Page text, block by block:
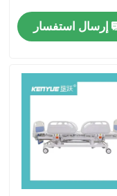
إرسال استفسار